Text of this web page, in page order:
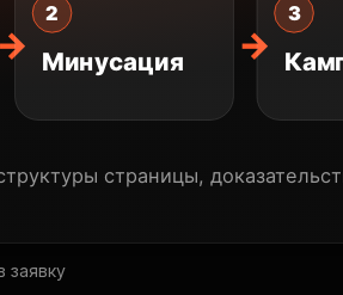
заявку